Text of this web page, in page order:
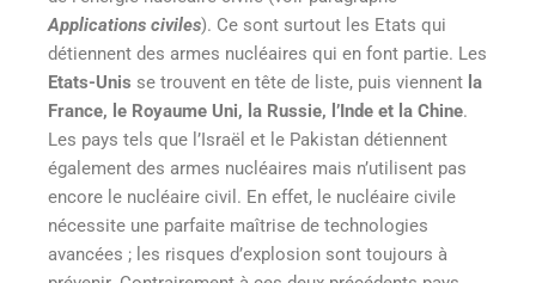
Applications civiles). Ce sont surtout les Etats qui
détiennent des armes nucléaires qui en font partie. Les
Etats-Unis se trouvent en tête de liste, puis viennent la
France, le Royaume Uni, la Russie, l’Inde et la Chine.
Les pays tels que l’Israël et le Pakistan détiennent
également des armes nucléaires mais n’utilisent pas
encore le nucléaire civil. En effet, le nucléaire civile
nécessite une parfaite maîtrise de technologies
avancées ; les risques d’explosion sont toujours à